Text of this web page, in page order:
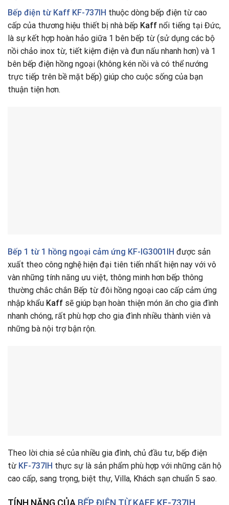
Bếp điện từ Kaff KF-737IH thuộc dòng bếp điện từ cao
cấp của thương hiệu thiết bị nhà bếp Kaff nổi tiếng tại Đức,
là sự kết hợp hoàn hảo giữa 1 bên bếp từ (sử dụng các bộ
nồi chảo inox từ, tiết kiệm điện và đun nấu nhanh hơn) và 1
bên bếp điện hồng ngoại (không kén nồi và có thể nướng
trực tiếp trên bề mặt bếp) giúp cho cuộc sống của bạn
thuận tiện hơn.
Bếp 1 từ 1 hồng ngoại cảm ứng KF-IG3001IH được sản
xuất theo công nghệ hiện đại tiên tiến nhất hiện nay với vô
vàn những tính năng ưu việt, thông minh hơn bếp thông
thường chắc chắn Bếp từ đôi hồng ngoại cao cấp cảm ứng
nhập khẩu Kaff sẽ giúp bạn hoàn thiện món ăn cho gia đình
nhanh chóng, rất phù hợp cho gia đình nhiều thành viên và
những bà nội trợ bận rộn.
Theo lời chia sẻ của nhiều gia đình, chủ đầu tư, bếp điện
từ KF-737IH thực sự là sản phẩm phù hợp với những căn hộ
cao cấp, sang trọng, biệt thự, Villa, Khách sạn chuẩn 5 sao.
TÍNH NĂNG CỦA BẾP ĐIỆN TỪ KAFF KF-737IH